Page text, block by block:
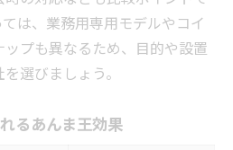
は、業務用専用モデルやコイ
プも異なるため、目的や設置
選びましょう。
るあんま王効果